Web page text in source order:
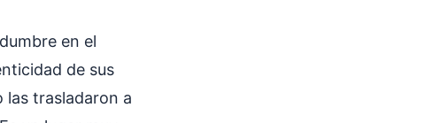
en el
de sus
las trasladaron a